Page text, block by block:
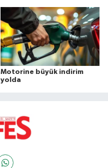
Motorine büyük indirim
yolda